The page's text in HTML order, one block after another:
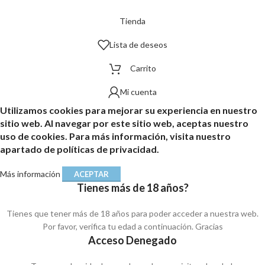
Tienda
Lista de deseos
Carrito
Mi cuenta
Utilizamos cookies para mejorar su experiencia en nuestro
sitio web. Al navegar por este sitio web, aceptas nuestro
uso de cookies. Para más información, visita nuestro
apartado de políticas de privacidad.
Más información ACEPTAR
Tienes más de 18 años?
Tienes que tener más de 18 años para poder acceder a nuestra web.
Por favor, verifica tu edad a continuación. Gracias
Acceso Denegado